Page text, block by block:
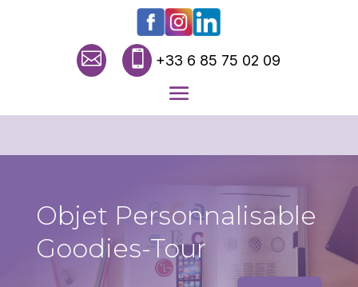
  +33 6 85 75 02 09
Objet Personnalisable
Goodies-Tour